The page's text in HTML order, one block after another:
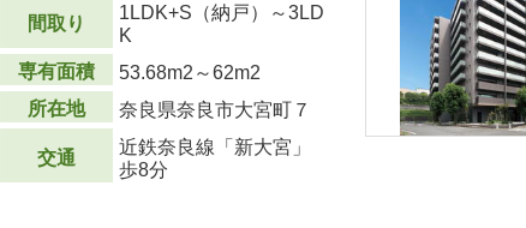
間取り
1LDK+S（納戸）～3LD
K
専有面積
53.68m2 ～62m2
所在地
奈良県奈良市大宮町７
交通
近鉄奈良線「新大宮」
歩8分